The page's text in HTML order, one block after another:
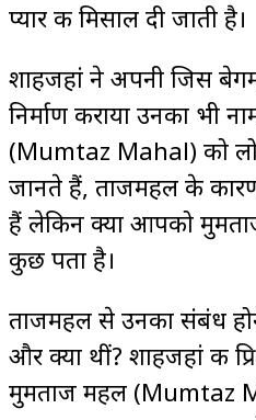
प्यार की मिसाल दी जाती है।
शाहजहां ने अपनी जिस
निर्माण कराया उनका भी
(Mumtaz Mahal) को
जानते हैं, ताजमहल के
हैं लेकिन क्या आपको
कुछ पता है।
ताजमहल से उनका संबंध
और क्या थीं? शाहजहां की
मुमताज महल (Mumtaz